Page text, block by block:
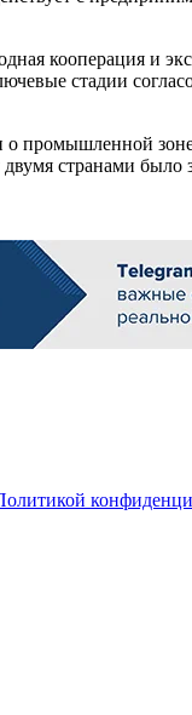
кооперация и
стадии
промышленной
странами было